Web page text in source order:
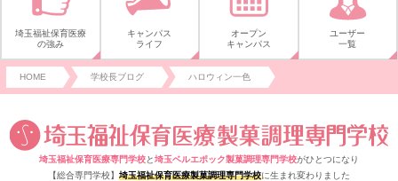
埼玉福祉保育医療
の強み
キャンパス
ライフ
オープン
キャンパス
ユーザー
一覧
HOME 学校長ブログ ハロウィン一色
埼玉福祉保育医療専門学校と埼玉ベルエポック製菓調理専門学校がひとつになり
【総合専門学校】 埼玉福祉保育医療製菓調理専門学校に生まれ変わりました